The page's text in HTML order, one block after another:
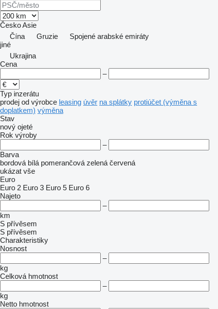
ČeskoAsie
Čína
Gruzie
Spojené arabské emiráty
jiné
Ukrajina
Cena
–
Typ inzerátu
prodej od výrobce leasing úvěr na splátky protiúčet (výměna s
doplatkem) výměna
Stav
nový ojeté
Rok výroby
–
Barva
bordová bílá pomerančová zelená červená
ukázat vše
Euro
Euro 2 Euro 3 Euro 5 Euro 6
Najeto
–
km
S přívěsem
S přívěsem
Charakteristiky
Nosnost
–
kg
Celková hmotnost
–
kg
Netto hmotnost